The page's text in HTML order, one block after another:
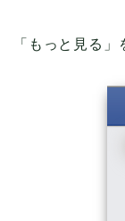
「もっと見る」